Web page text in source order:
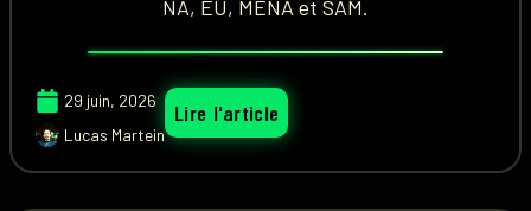
NA, EU, MENA et SAM.
29 juin, 2026
Lucas Martein
Lire l'article